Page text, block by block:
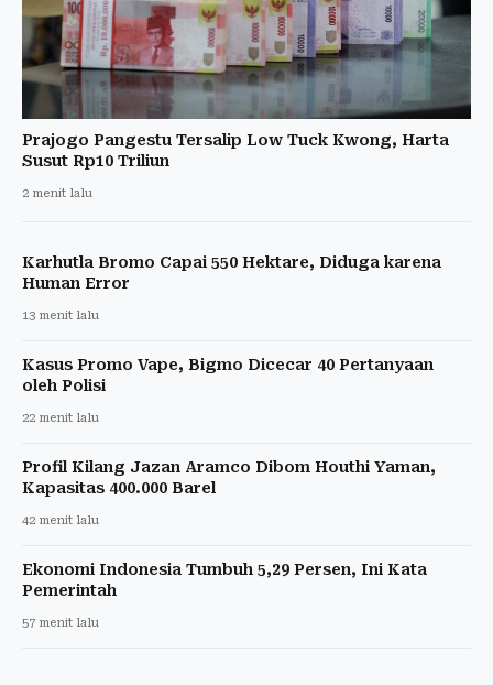
Prajogo Pangestu Tersalip Low Tuck Kwong, Harta
Susut Rp10 Triliun
2 menit lalu
Karhutla Bromo Capai 550 Hektare, Diduga karena
Human Error
13 menit lalu
Kasus Promo Vape, Bigmo Dicecar 40 Pertanyaan
oleh Polisi
22 menit lalu
Profil Kilang Jazan Aramco Dibom Houthi Yaman,
Kapasitas 400.000 Barel
42 menit lalu
Ekonomi Indonesia Tumbuh 5,29 Persen, Ini Kata
Pemerintah
57 menit lalu